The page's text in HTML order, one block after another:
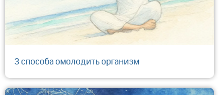
3 способа омолодить организм